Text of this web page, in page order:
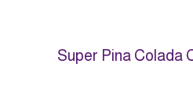
Super Pina Colada